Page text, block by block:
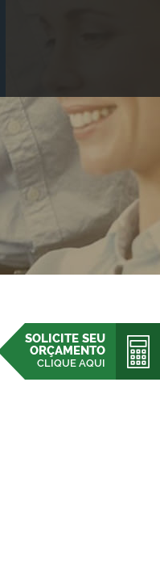
SOLICITE SEU
ORÇAMENTO
CLIQUE AQUI